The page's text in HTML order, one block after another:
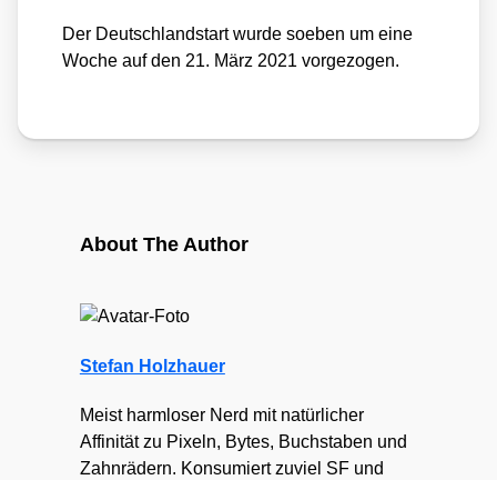
Der Deutsch­land­start wur­de soeben um eine
Woche auf den 21. März 2021 vor­ge­zo­gen.
About The Author
Stefan Holzhauer
Meist harmloser Nerd mit natürlicher
Affinität zu Pixeln, Bytes, Buchstaben und
Zahnrädern. Konsumiert zuviel SF und